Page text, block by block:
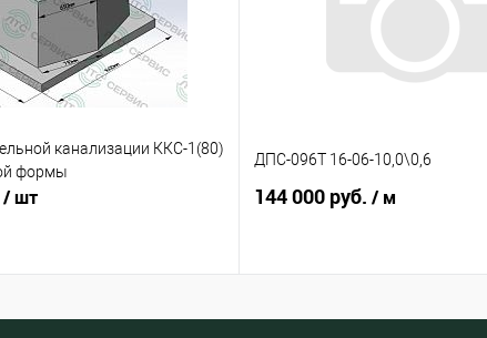
канализации ККС-1(80)
формы
/ шт
ДПС-096Т 16-06-10,0\0,6
144 000 руб. / м